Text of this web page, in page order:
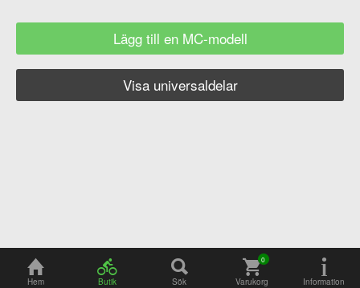
Lägg till en MC-modell
Visa universaldelar
Hem Butik Sök Varukorg Information